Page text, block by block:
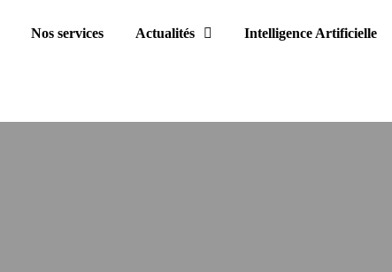
Nos services Actualités Intelligence Artificielle